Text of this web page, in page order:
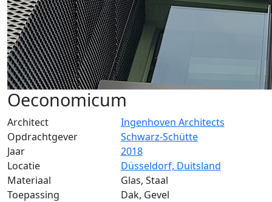
Oeconomicum
Architect
Ingenhoven Architects
Opdrachtgever
Schwarz-Schütte
Jaar
2018
Locatie
Düsseldorf, Duitsland
Materiaal
Glas, Staal
Toepassing
Dak, Gevel